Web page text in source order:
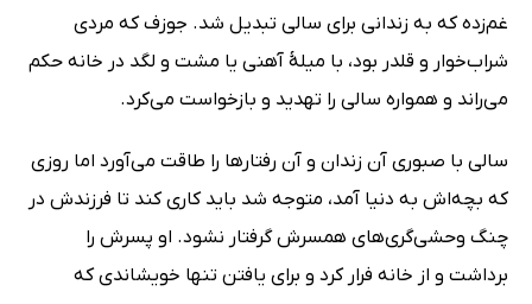
غم‌زده که به زندانی برای سالی تبدیل شد. جوزف که مردی
شراب‌خوار و قلدر بود، با میلۀ آهنی یا مشت و لگد در خانه حکم
می‌راند و همواره سالی را تهدید و بازخواست می‌کرد.
سالی با صبوری آن زندان و آن رفتارها را طاقت می‌آورد اما روزی
که بچه‌اش به دنیا آمد، متوجه شد باید کاری کند تا فرزندش در
چنگ وحشی‌گری‌های همسرش گرفتار نشود. او پسرش را
برداشت و از خانه فرار کرد و برای یافتن تنها خویشاندی که